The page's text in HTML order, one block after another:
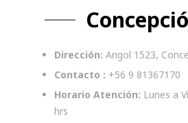
Dirección: Angol 1523,
Contacto : +56 9 81367170
Horario Atención: Lunes a
hrs